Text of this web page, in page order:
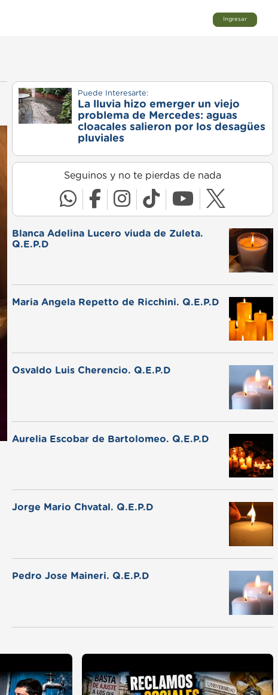
Ingresar
Puede Interesarte:
La lluvia hizo emerger un viejo
problema de Mercedes: aguas
cloacales salieron por los desagües
pluviales
Seguinos y no te pierdas de nada
Blanca Adelina Lucero viuda de Zuleta.
Q.E.P.D
Maria Angela Repetto de Ricchini. Q.E.P.D
Osvaldo Luis Cherencio. Q.E.P.D
Aurelia Escobar de Bartolomeo. Q.E.P.D
Jorge Mario Chvatal. Q.E.P.D
Pedro Jose Maineri. Q.E.P.D